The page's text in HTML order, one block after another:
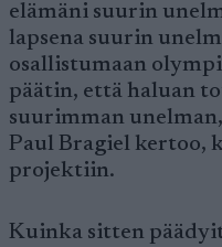
elämäni suurin
lapsena suurin
osallistumaan
päätin, että haluan
suurimman
Paul Bragiel kertoo,
projektiin.
Kuinka sitten